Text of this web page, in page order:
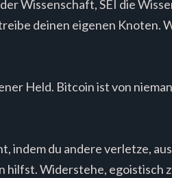
Wissenschaft, SEI die
deinen eigenen Knoten.
Held. Bitcoin ist von
indem du andere verletze,
hilfst. Widerstehe, egoistisch